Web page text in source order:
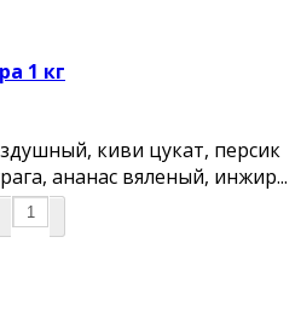
1 кг
киви цукат, персик
ананас вяленый, инжир...